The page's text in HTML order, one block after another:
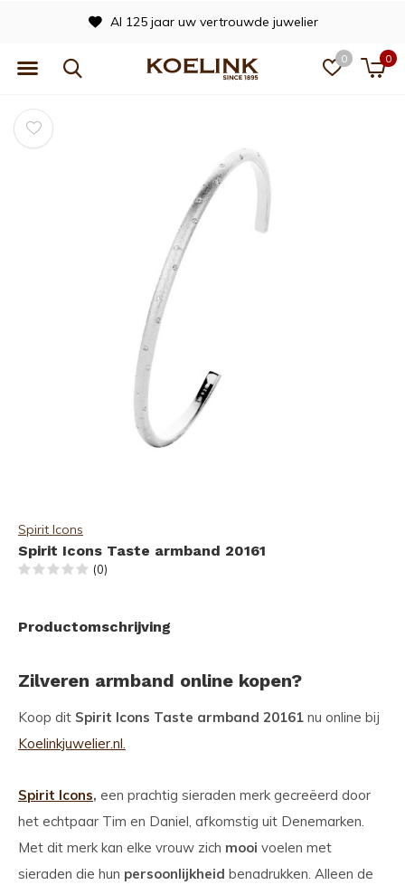
0 0
Al 125 jaar uw vertrouwde juwelier
Spirit Icons
Spirit Icons Taste armband 20161
(0)
Productomschrijving
Zilveren armband online kopen?
Koop dit Spirit Icons Taste armband 20161 nu online bij
Koelinkjuwelier.nl.
Spirit Icons, een prachtig sieraden merk gecreëerd door
het echtpaar Tim en Daniel, afkomstig uit Denemarken.
Met dit merk kan elke vrouw zich mooi voelen met
sieraden die hun persoonlijkheid benadrukken. Alleen de